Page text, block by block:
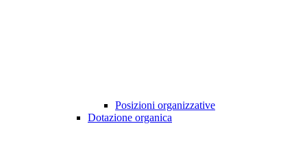
Posizioni organizzative
Dotazione organica